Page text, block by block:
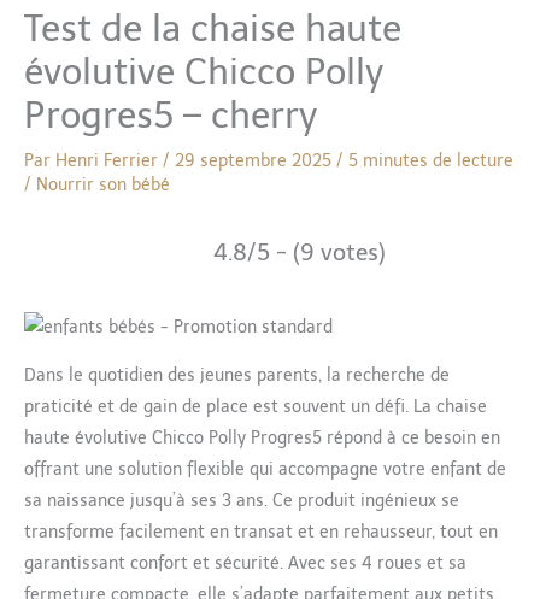
Test de la chaise haute
évolutive Chicco Polly
Progres5 – cherry
Par Henri Ferrier / 29 septembre 2025 / 5 minutes de lecture
/ Nourrir son bébé
4.8/5 - (9 votes)
Dans le quotidien des jeunes parents, la recherche de
praticité et de gain de place est souvent un défi. La chaise
haute évolutive Chicco Polly Progres5 répond à ce besoin en
offrant une solution flexible qui accompagne votre enfant de
sa naissance jusqu’à ses 3 ans. Ce produit ingénieux se
transforme facilement en transat et en rehausseur, tout en
garantissant confort et sécurité. Avec ses 4 roues et sa